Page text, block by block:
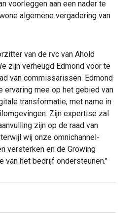
voorleggen aan een nader te
algemene vergadering van
van de rvc van Ahold
zijn verheugd Edmond voor te
van commissarissen. Edmond
ervaring mee op het gebied van
transformatie, met name in
Zijn expertise zal
zijn op de raad van
wij onze omnichannel-
versterken en de Growing
van het bedrijf ondersteunen."